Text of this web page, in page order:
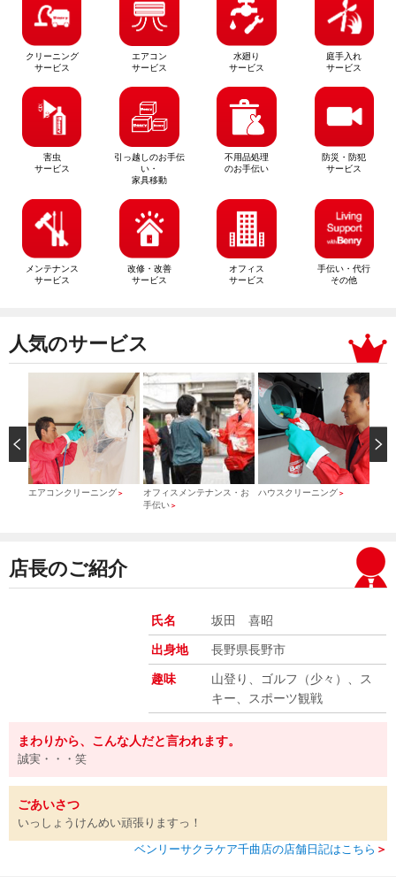
クリーニング
サービス
エアコン
サービス
水廻り
サービス
庭手入れ
サービス
害虫
サービス
引っ越しのお手伝
い・
家具移動
不用品処理
のお手伝い
防災・防犯
サービス
メンテナンス
サービス
改修・改善
サービス
オフィス
サービス
手伝い・代行
その他
人気のサービス
エアコンクリーニング ＞
オフィスメンテナンス・お
手伝い ＞
ハウスクリーニング ＞
店長のご紹介
氏名 坂田 喜昭
出身地 長野県長野市
趣味
山登り、ゴルフ（少々）、ス
キー、スポーツ観戦
まわりから、こんな人だと言われます。
誠実・・・笑
ごあいさつ
いっしょうけんめい頑張りますっ！
ベンリーサクラケア千曲店の店舗日記はこちら ＞